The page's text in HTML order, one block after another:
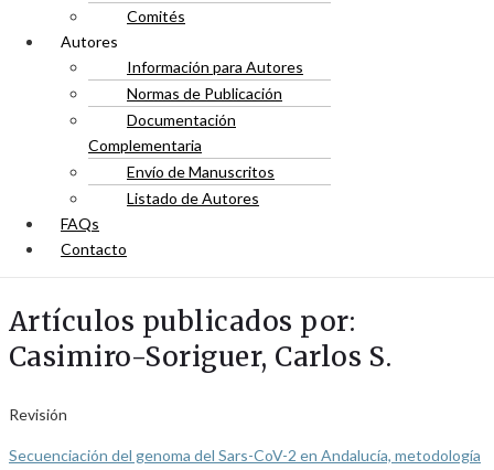
Comités
Autores
Información para Autores
Normas de Publicación
Documentación
Complementaria
Envío de Manuscritos
Listado de Autores
FAQs
Contacto
Artículos publicados por:
Casimiro-Soriguer, Carlos S.
Revisión
Secuenciación del genoma del Sars-CoV-2 en Andalucía, metodología